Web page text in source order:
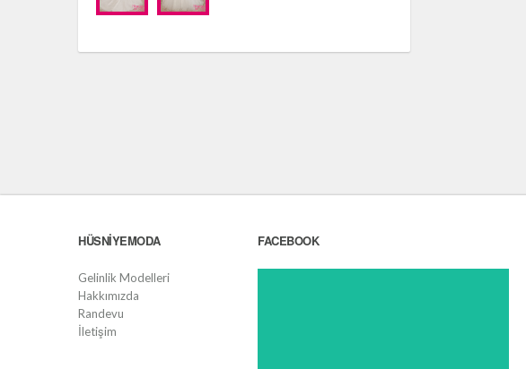
HÜSNIYEMODA
Gelinlik Modelleri
Hakkımızda
Randevu
İletişim
FACEBOOK